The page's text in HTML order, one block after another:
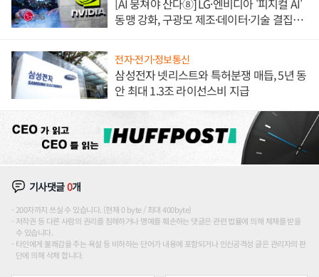
동맹 강화, 구광모 제조·데이터·기술 결집
전자·전기·정보통신
삼성전자 넷리스트와 특허분쟁 매듭, 5년 동
안 최대 1.3조 라이선스비 지급
기사댓글0개
200자까지 쓰실 수 있습니다. (현재 0 byte / 최대 400byte)
저작권 등 다른 사람의 권리를 침해하거나 명예를 훼손하는 댓글은 관련 법률에 의해 제재를 받을
수 있습니다.
타인에게 불쾌감을 주는 욕설 등 비하하는 단어가 내용에 포함되거나 인신공격성 글은 관리자의 판
단에 의해 삭제 합니다.